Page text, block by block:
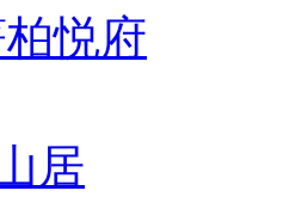
悦府
居